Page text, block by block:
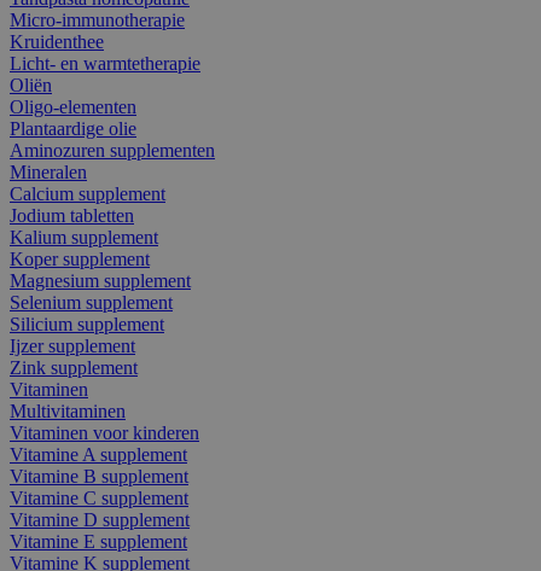
Micro-immunotherapie
Kruidenthee
Licht- en warmtetherapie
Oliën
Oligo-elementen
Plantaardige olie
Aminozuren supplementen
Mineralen
Calcium supplement
Jodium tabletten
Kalium supplement
Koper supplement
Magnesium supplement
Selenium supplement
Silicium supplement
Ijzer supplement
Zink supplement
Vitaminen
Multivitaminen
Vitaminen voor kinderen
Vitamine A supplement
Vitamine B supplement
Vitamine C supplement
Vitamine D supplement
Vitamine E supplement
Vitamine K supplement